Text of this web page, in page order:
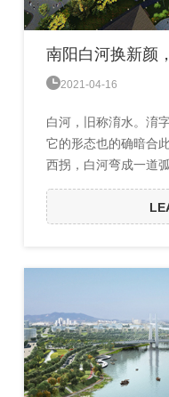
南阳白河换新颜
2021-04-16
白河，旧称淯水。淯
它的形态也的确暗合
西拐，白河弯成一道
的大肚皮”，孕育着胎